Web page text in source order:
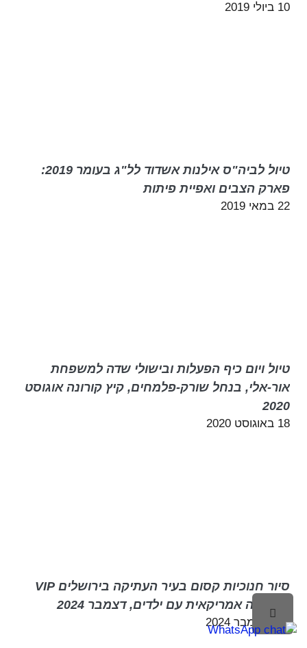
10 ביולי 2019
טיול לביה"ס אילנות אשדוד לל"ג בעומר 2019:
פארק הצבים ואפיית פיתות
22 במאי 2019
טיול ויום כיף הפעלות ובישולי שדה למשפחת
אור-אלי, בנחל שורק-פלמחים, קיץ קורונה אוגוסט
2020
18 באוגוסט 2020
סיור חנוכיות קסום בעיר העתיקה בירושלים VIP
משפחה אמריקאית עם ילדים, דצמבר 2024
30 בדצמבר 2024